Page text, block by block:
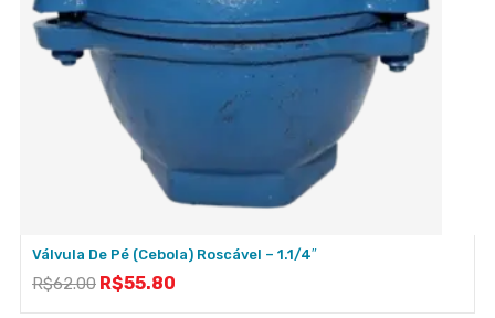
Válvula De Pé (cebola) Roscável – 1.1/4″
R$62.00 R$55.80